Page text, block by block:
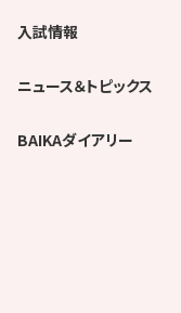
入試情報
ニュース＆トピックス
BAIKAダイアリー